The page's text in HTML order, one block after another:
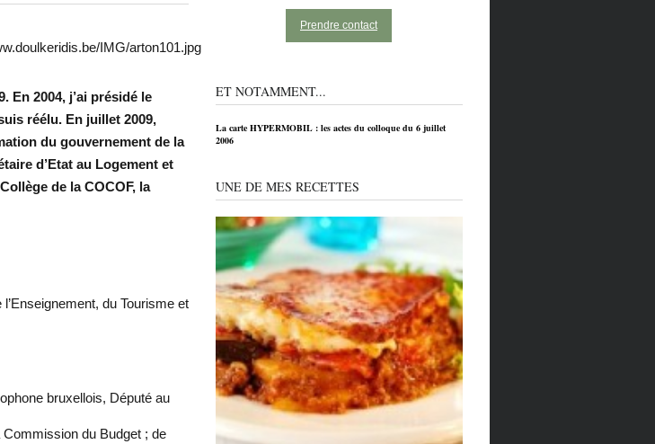
En 2004, j’ai présidé le
réélu. En juillet 2009,
du gouvernement de la
d’Etat au Logement et
de la COCOF, la
du Tourisme et
bruxellois, Député au
du Budget ; de
Prendre contact
ET NOTAMMENT...
La carte HYPERMOBIL : les actes du colloque du 6 juillet
2006
UNE DE MES RECETTES